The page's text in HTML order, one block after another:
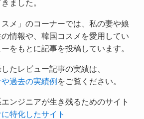
ました。
メ」のコーナーでは、私の妻や娘
情報や、韓国コスメを愛用してい
をもとに記事を投稿しています。
たレビュー記事の実績は、
過去の実績例をご覧ください。
ンジニアが生き残るためのサイト
特化したサイト